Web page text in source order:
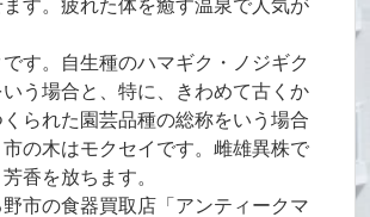
す。自生種のハマギク・ノジギク
う場合と、特に、きわめて古くか
られた園芸品種の総称をいう場合
の木はモクセイです。雌雄異株で
香を放ちます。
市の食器買取店「アンティークマ